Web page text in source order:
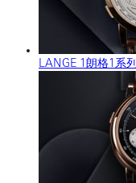
LANGE 1朗格1系列